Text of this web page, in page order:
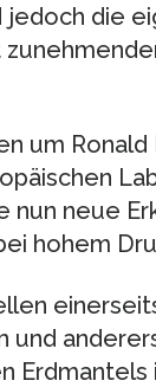
die
um
nun neue
hohem
und
Erdmantels